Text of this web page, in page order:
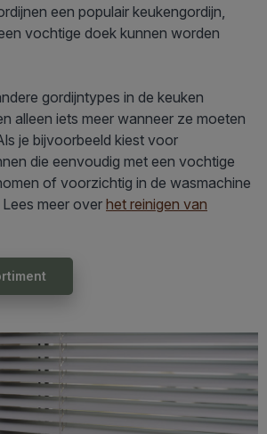
een populair keukengordijn,
vochtige doek kunnen worden
gordijntypes in de keuken
alleen iets meer wanneer ze moeten
je bijvoorbeeld kiest voor
die eenvoudig met een vochtige
of voorzichtig in de wasmachine
meer over het reinigen van